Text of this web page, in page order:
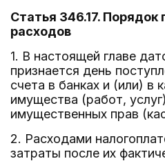
Статья 346.17. Порядок
расходов
1. В настоящей главе
признается день
счета в банках и (или) в
имущества (работ,
имущественных прав
2. Расходами
затраты после их